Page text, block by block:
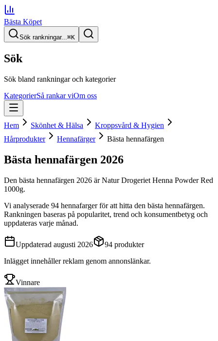
Bästa Köpet
Sök rankningar...⌘K
Sök
Sök bland rankningar och kategorier
KategorierSå rankar viOm oss
Hem Skönhet & Hälsa
Kroppsvård & Hygien
Hårprodukter
Hennafärger Bästa hennafärgen
Bästa hennafärgen 2026
Den bästa hennafärgen 2026 ärNatur Drogeriet Henna Powder Red
1000g.
Vi analyserade 94 hennafargerför att hitta den bästa hennafärgen.
Rankningen baseras på popularitet, trend och konsumentbetyg och
uppdateras varje månad.
Uppdaterad augusti 2026 94 produkter
Inlägget innehåller reklam genom annonslänkar.
Vinnare